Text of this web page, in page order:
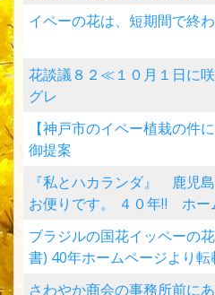
イペーの花は、短期間で終
花談議８２≪１０月１日に
グレ
【神戸市のイペー植栽の
御提案
『私とハカランダ』 鹿児
お便りです。 ４０年‼ ホー
ブラジルの国花イッペーの
書) 40年ホームページより転
さわやか商会の事務所前に